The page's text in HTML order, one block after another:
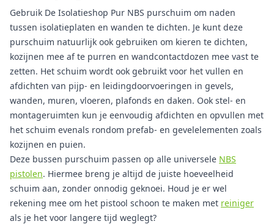
Gebruik De Isolatieshop Pur NBS purschuim om naden
tussen isolatieplaten en wanden te dichten. Je kunt deze
purschuim natuurlijk ook gebruiken om kieren te dichten,
kozijnen mee af te purren en wandcontactdozen mee vast te
zetten. Het schuim wordt ook gebruikt voor het vullen en
afdichten van pijp- en leidingdoorvoeringen in gevels,
wanden, muren, vloeren, plafonds en daken. Ook stel- en
montageruimten kun je eenvoudig afdichten en opvullen met
het schuim evenals rondom prefab- en gevelelementen zoals
kozijnen en puien.
Deze bussen purschuim passen op alle universele NBS
pistolen. Hiermee breng je altijd de juiste hoeveelheid
schuim aan, zonder onnodig geknoei. Houd je er wel
rekening mee om het pistool schoon te maken met reiniger
als je het voor langere tijd weglegt?